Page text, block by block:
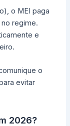
o MEI paga
regime.
e
o
evitar
2026?